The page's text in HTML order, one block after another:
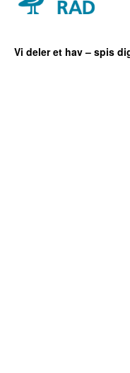
Vi deler et hav – spis